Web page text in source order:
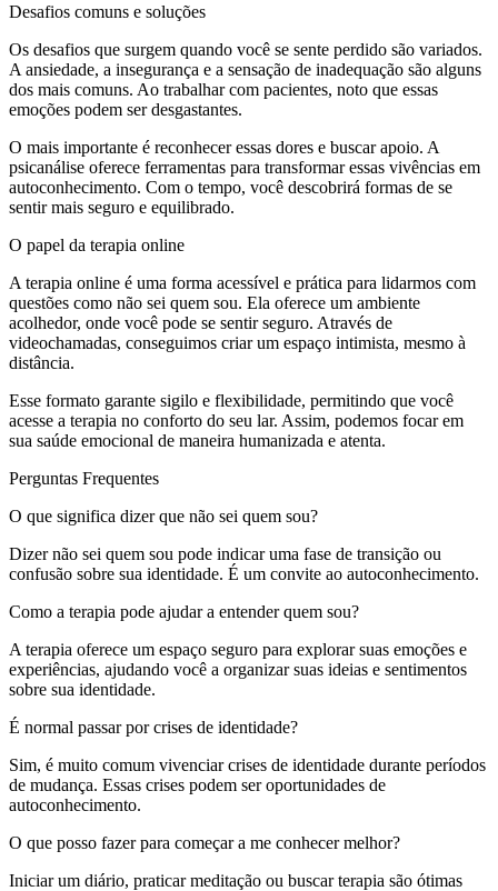
Desafios comuns e soluções
Os desafios que surgem quando você se sente perdido são variados.
A ansiedade, a insegurança e a sensação de inadequação são alguns
dos mais comuns. Ao trabalhar com pacientes, noto que essas
emoções podem ser desgastantes.
O mais importante é reconhecer essas dores e buscar apoio. A
psicanálise oferece ferramentas para transformar essas vivências em
autoconhecimento. Com o tempo, você descobrirá formas de se
sentir mais seguro e equilibrado.
O papel da terapia online
A terapia online é uma forma acessível e prática para lidarmos com
questões como não sei quem sou. Ela oferece um ambiente
acolhedor, onde você pode se sentir seguro. Através de
videochamadas, conseguimos criar um espaço intimista, mesmo à
distância.
Esse formato garante sigilo e flexibilidade, permitindo que você
acesse a terapia no conforto do seu lar. Assim, podemos focar em
sua saúde emocional de maneira humanizada e atenta.
Perguntas Frequentes
O que significa dizer que não sei quem sou?
Dizer não sei quem sou pode indicar uma fase de transição ou
confusão sobre sua identidade. É um convite ao autoconhecimento.
Como a terapia pode ajudar a entender quem sou?
A terapia oferece um espaço seguro para explorar suas emoções e
experiências, ajudando você a organizar suas ideias e sentimentos
sobre sua identidade.
É normal passar por crises de identidade?
Sim, é muito comum vivenciar crises de identidade durante períodos
de mudança. Essas crises podem ser oportunidades de
autoconhecimento.
O que posso fazer para começar a me conhecer melhor?
Iniciar um diário, praticar meditação ou buscar terapia são ótimas